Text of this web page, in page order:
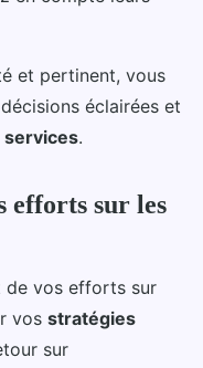
et pertinent, vous
éclairées et
services.
efforts sur les
de vos efforts sur
vos stratégies
sur